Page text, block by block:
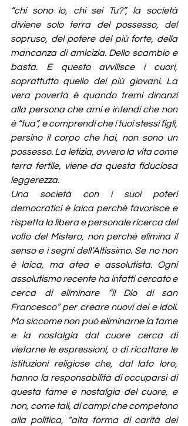
“chi sono io, chi sei Tu?”, la società
diviene solo terra del possesso, del
sopruso, del potere del più forte, della
mancanza di amicizia. Dello scambio e
basta. E questo avvilisce i cuori,
soprattutto quello dei più giovani. La
vera povertà è quando tremi dinanzi
alla persona che ami e intendi che non
è “tua”, e comprendi che i tuoi stessi figli,
persino il corpo che hai, non sono un
possesso. La letizia, ovvero la vita come
terra fertile, viene da questa fiduciosa
leggerezza.
Una società con i suoi poteri
democratici è laica perché favorisce e
rispetta la libera e personale ricerca del
volto del Mistero, non perché elimina il
senso e i segni dell’Altissimo. Se no non
è laica, ma atea e assolutista. Ogni
assolutismo recente ha infatti cercato e
cerca di eliminare “il Dio di san
Francesco” per creare nuovi dei e idoli.
Ma siccome non può eliminarne la fame
e la nostalgia dal cuore cerca di
vietarne le espressioni, o di ricattare le
istituzioni religiose che, dal lato loro,
hanno la responsabilità di occuparsi di
questa fame e nostalgia del cuore, e
non, come tali, di campi che competono
alla politica, “alta forma di carità dei